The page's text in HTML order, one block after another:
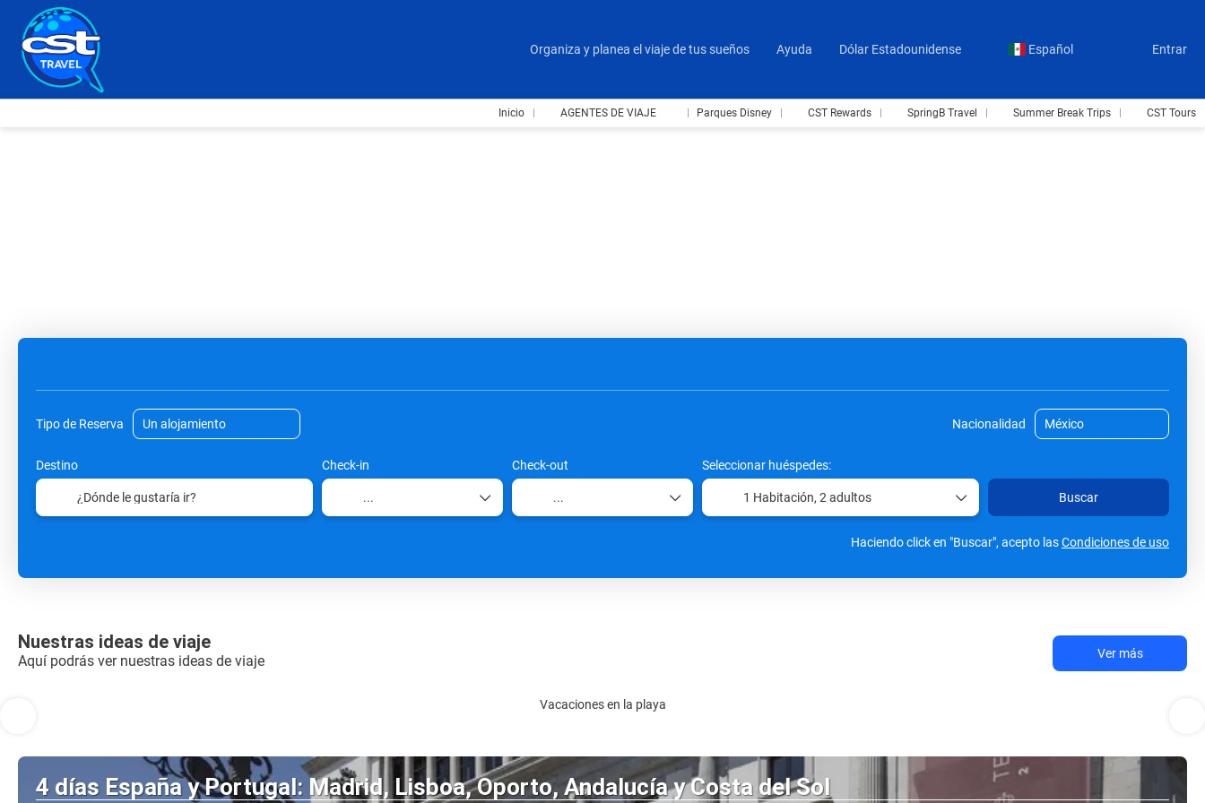
Organiza y planea el viaje de tus sueños Ayuda Dólar Estadounidense Español Entrar
Inicio AGENTES DE VIAJE Parques Disney CST Rewards SpringB Travel Summer Break Trips CST Tours
Tipo de Reserva Nacionalidad
Destino Check-in Check-out Seleccionar huéspedes:
1 Habitación,2 adultos Buscar
Haciendo click en "Buscar", acepto lasCondiciones de uso
Nuestras ideas de viaje
Aquí podrás ver nuestras ideas de viaje Ver más
Vacaciones en la playa
4 días España y Portugal: Madrid, Lisboa, Oporto, Andalucía y Costa del Sol